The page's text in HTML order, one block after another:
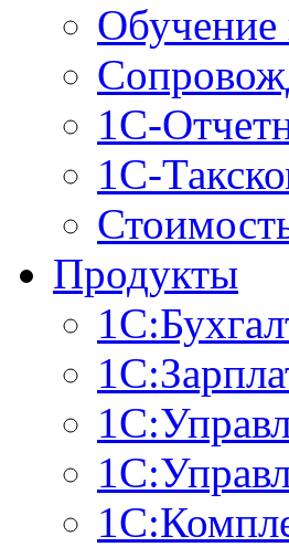
Обучение
1С-
1С-
Продукты